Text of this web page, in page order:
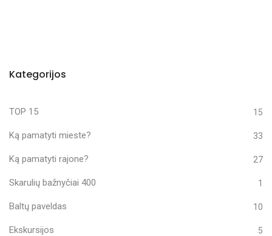
Kategorijos
TOP 15 15
Ką pamatyti mieste? 33
Ką pamatyti rajone? 27
Skarulių bažnyčiai 400 1
Baltų paveldas 10
Ekskursijos 5